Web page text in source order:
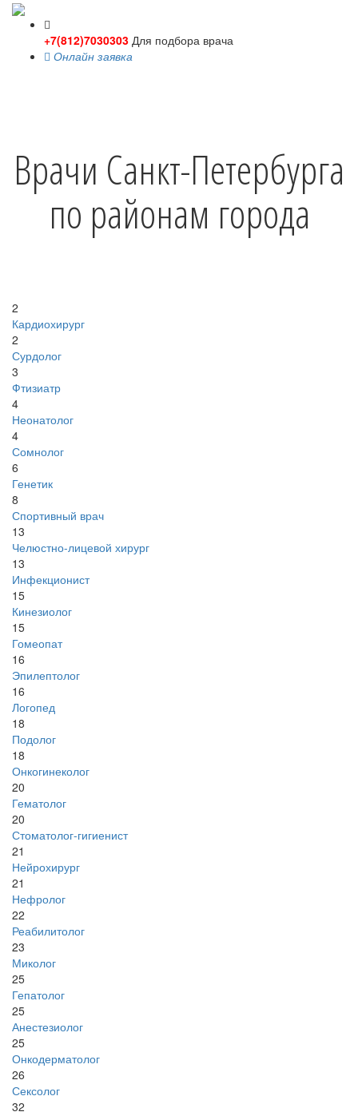
+7(812)7030303 Для подбора врача
Онлайн заявка
Врачи Санкт-Петербурга
по районам города
2
Кардиохирург
2
Сурдолог
3
Фтизиатр
4
Неонатолог
4
Сомнолог
6
Генетик
8
Спортивный врач
13
Челюстно-лицевой хирург
13
Инфекционист
15
Кинезиолог
15
Гомеопат
16
Эпилептолог
16
Логопед
18
Подолог
18
Онкогинеколог
20
Гематолог
20
Стоматолог-гигиенист
21
Нейрохирург
21
Нефролог
22
Реабилитолог
23
Миколог
25
Гепатолог
25
Анестезиолог
25
Онкодерматолог
26
Сексолог
32